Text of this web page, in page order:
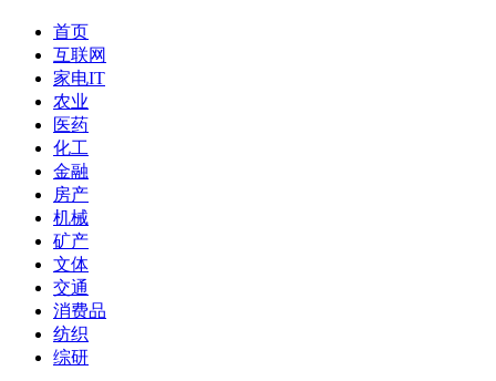
首页
互联网
家电IT
农业
医药
化工
金融
房产
机械
矿产
文体
交通
消费品
纺织
综研